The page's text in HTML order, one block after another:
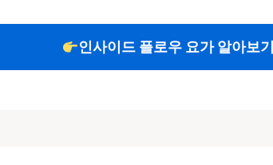
인사이드 플로우 요가 알아보기